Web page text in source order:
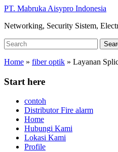
Skip
main
PT. Mabruka Aisypro Indonesia
Networking, Security Sistem,
Search
for:
Home » fiber optik » Layanan
Start here
contoh
Distributor Fire alarm
Home
Hubungi Kami
Lokasi Kami
Profile